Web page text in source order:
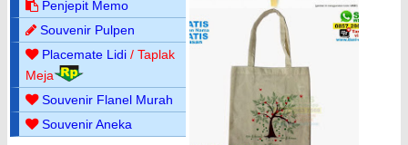
Penjepit Memo
Souvenir Pulpen
Placemate Lidi / Taplak
Meja
Souvenir Flanel Murah
Souvenir Aneka